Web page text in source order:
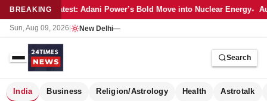
BREAKINGLatest: Adani Power’s Bold Move into Nuclear Energy
Sun, Aug 09, 2026 New Delhi—
Search
India Business Religion/Astrology Health Astrotalk